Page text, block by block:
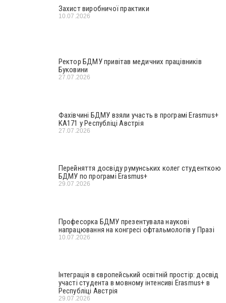
Захист виробничої практики
10.07.2026
Ректор БДМУ привітав медичних працівників
Буковини
27.07.2026
Фахівчині БДМУ взяли участь в програмі Erasmus+
KA171 у Республіці Австрія
27.07.2026
Перейняття досвіду румунських колег студенткою
БДМУ по програмі Erasmus+
29.07.2026
Професорка БДМУ презентувала наукові
напрацювання на конгресі офтальмологів у Празі
10.07.2026
Інтеграція в європейський освітній простір: досвід
участі студента в мовному інтенсиві Erasmus+ в
Республіці Австрія
29.07.2026